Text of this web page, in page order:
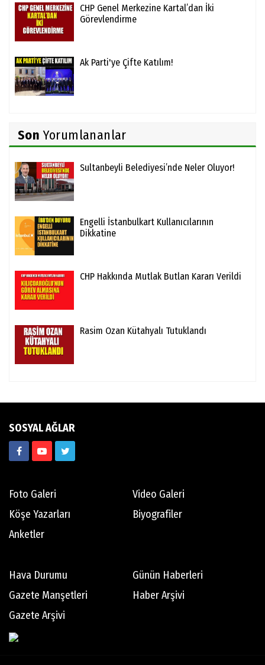
CHP Genel Merkezine Kartal’dan İki
Görevlendirme
Ak Parti'ye Çifte Katılım!
Son Yorumlananlar
Sultanbeyli Belediyesi’nde Neler Oluyor!
Engelli İstanbulkart Kullanıcılarının
Dikkatine
CHP Hakkında Mutlak Butlan Kararı Verildi
Rasim Ozan Kütahyalı Tutuklandı
SOSYAL AĞLAR
Foto Galeri
Video Galeri
Köşe Yazarları
Biyografiler
Anketler
Hava Durumu
Günün Haberleri
Gazete Manşetleri
Haber Arşivi
Gazete Arşivi